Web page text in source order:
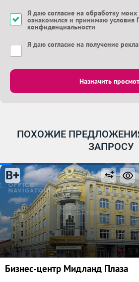
Я даю согласие на обработку
ознакомился и принимаю условия
конфиденциальности
Я даю согласие на получение
Назначить
ПОХОЖИЕ
ЗАПРОСУ
B+
Бизнес-центр Мидланд Плаза